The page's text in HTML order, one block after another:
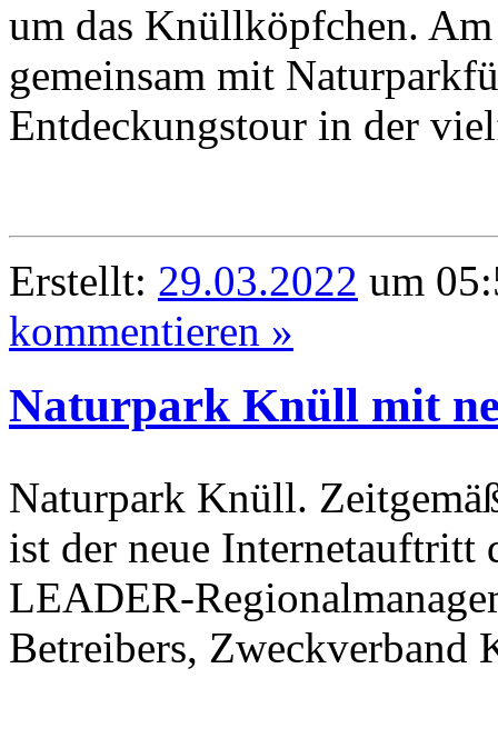
um das Knüllköpfchen.
gemeinsam mit
Entdeckungstour in der
Erstellt: 29.03.2022 um
kommentieren »
Naturpark Knüll mit
Naturpark Knüll.
ist der neue Internetauftritt
LEADER-
Betreibers, Zweckverband